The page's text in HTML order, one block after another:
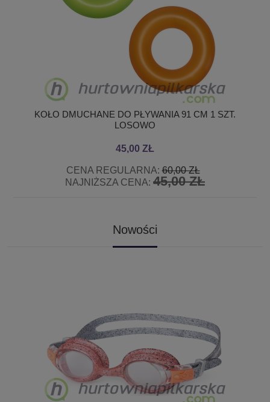
KOŁO DMUCHANE DO PŁYWANIA 91 CM 1 SZT.
LOSOWO
45,00 ZŁ
CENA REGULARNA:60,00 ZŁ
NAJNIŻSZA CENA: 45,00 ZŁ
Nowości